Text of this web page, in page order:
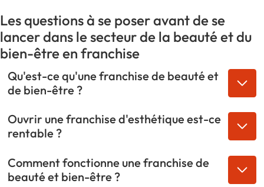
Les questions à se poser avant de se
lancer dans le secteur de la beauté et du
bien-être en franchise
Qu'est-ce qu'une franchise de beauté et
de bien-être ?
Ouvrir une franchise d'esthétique est-ce
rentable ?
Comment fonctionne une franchise de
beauté et bien-être ?